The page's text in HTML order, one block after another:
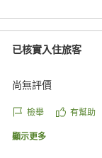
已核實入住旅客
尚無評價
檢舉 有幫助
顯示更多